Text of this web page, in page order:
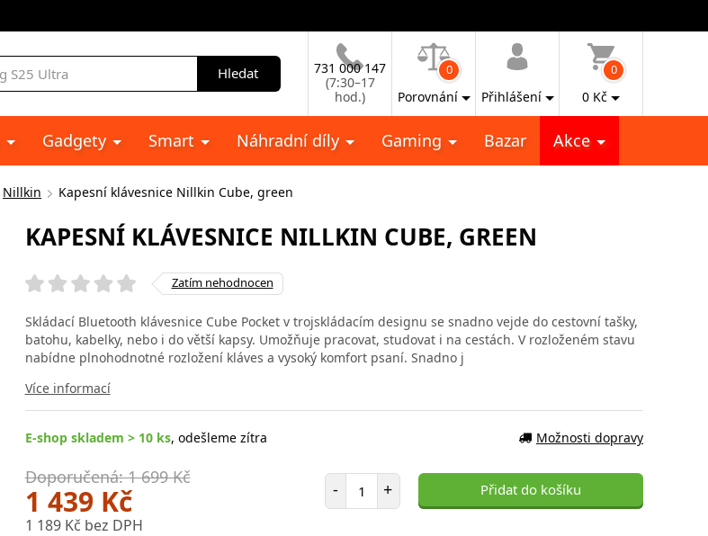
Hledat
731 000 147
(7:30–17
hod.)
0
Porovnání Přihlášení
0
0 Kč
Gadgety Smart Náhradní díly Gaming Bazar Akce
Nillkin Kapesní klávesnice Nillkin Cube, green
KAPESNÍ KLÁVESNICE NILLKIN CUBE, GREEN
Zatím nehodnocen
Skládací Bluetooth klávesnice Cube Pocket v trojskládacím designu se snadno vejde do cestovní tašky,
batohu, kabelky, nebo i do větší kapsy. Umožňuje pracovat, studovat i na cestách. V rozloženém stavu
nabídne plnohodnotné rozložení kláves a vysoký komfort psaní. Snadno j
Více informací
E-shop skladem > 10 ks, odešleme zítra Možnosti dopravy
Doporučená: 1 699 Kč
1 439 Kč
1 189 Kč bez DPH
- Počet položek
+ Přidat do košíku